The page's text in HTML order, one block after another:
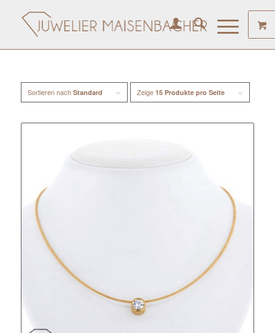
Sortieren nach Standard Zeige 15 Produkte pro Seite